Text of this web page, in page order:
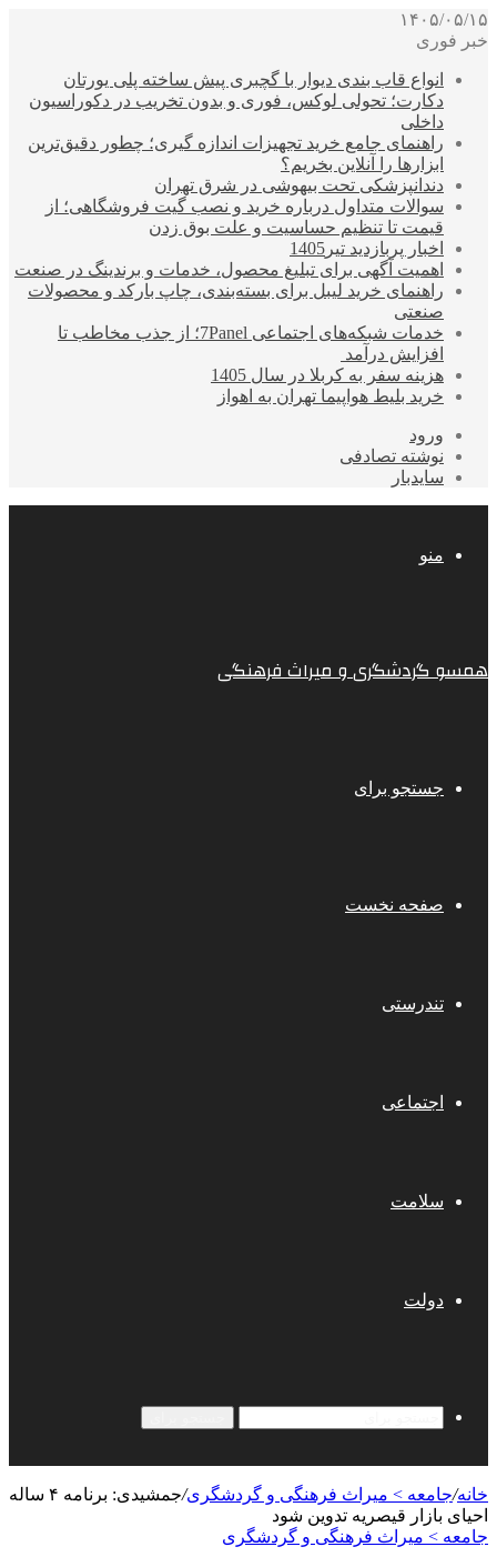
۱۴۰۵/۰۵/۱۵
خبر فوری
انواع قاب بندی دیوار با گچبری پیش ساخته پلی یورتان
دکارت؛ تحولی لوکس، فوری و بدون تخریب در دکوراسیون
داخلی
راهنمای جامع خرید تجهیزات اندازه گیری؛ چطور دقیق‌ترین
ابزارها را آنلاین بخریم؟
دندانپزشکی تحت بیهوشی در شرق تهران
سوالات متداول درباره خرید و نصب گیت فروشگاهی؛ از
قیمت تا تنظیم حساسیت و علت بوق زدن
اخبار پربازدید تیر1405
اهمیت آگهی برای تبلیغ محصول، خدمات و برندینگ در صنعت
راهنمای خرید لیبل برای بسته‌بندی، چاپ بارکد و محصولات
صنعتی
خدمات شبکه‌های اجتماعی 7Panel؛ از جذب مخاطب تا
افزایش درآمد
هزینه سفر به کربلا در سال 1405
خرید بلیط هواپیما تهران به اهواز
ورود
نوشته تصادفی
سایدبار
منو
همسو گردشگری و میراث فرهنگی
جستجو برای
صفحه نخست
تندرستی
اجتماعی
سلامت
دولت
خانه/جامعه > میراث فرهنگی و گردشگری/
جمشیدی: برنامه ۴ ساله
احیای بازار قیصریه تدوین شود
جامعه > میراث فرهنگی و گردشگری